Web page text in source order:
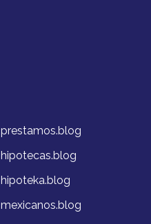
prestamos.blog
hipotecas.blog
hipoteka.blog
mexicanos.blog